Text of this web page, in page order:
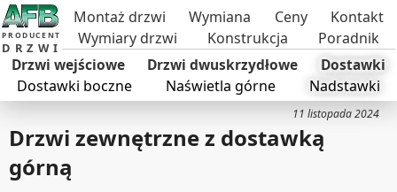
PRODUCENT
DRZWI
Montaż drzwi Wymiana Ceny
Kontakt
Wymiary drzwi
Konstrukcja
Poradnik
Drzwi wejściowe
Drzwi dwuskrzydłowe
Dostawki
Dostawki boczne
Naświetla górne Nadstawki
11 listopada 2024
Drzwi zewnętrzne z dostawką
górną